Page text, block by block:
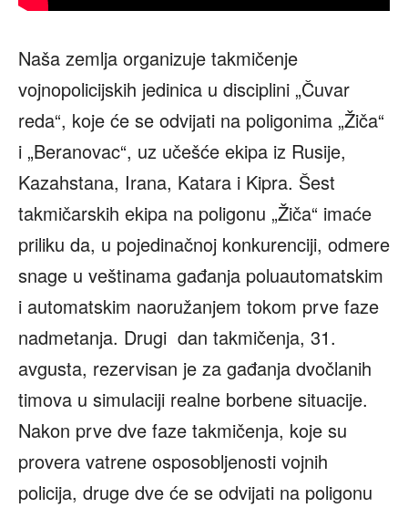
Naša zemlja organizuje takmičenje
vojnopolicijskih jedinica u disciplini „Čuvar
reda“, koje će se odvijati na poligonima „Žiča“
i „Beranovac“, uz učešće ekipa iz Rusije,
Kazahstana, Irana, Katara i Kipra. Šest
takmičarskih ekipa na poligonu „Žiča“ imaće
priliku da, u pojedinačnoj konkurenciji, odmere
snage u veštinama gađanja poluautomatskim
i automatskim naoružanjem tokom prve faze
nadmetanja. Drugi dan takmičenja, 31.
avgusta, rezervisan je za gađanja dvočlanih
timova u simulaciji realne borbene situacije.
Nakon prve dve faze takmičenja, koje su
provera vatrene osposobljenosti vojnih
policija, druge dve će se odvijati na poligonu